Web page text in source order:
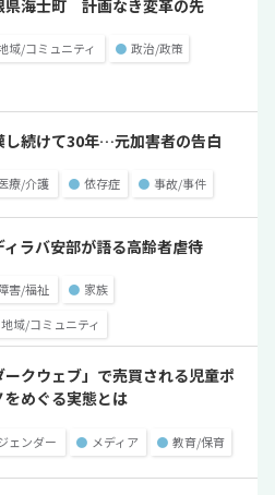
県海士町 計画なき変革の先
域/コミュニティ ● 政治/政策
し続けて30年…元加害者の告白
療/介護 ● 依存症 ● 事故/事件
ィラバ安部が語る高齢者虐待
害/福祉 ● 家族
地域/コミュニティ
ークウェブ」で売買される児童ポ
をめぐる実態とは
ェンダー ● メディア ● 教育/保育